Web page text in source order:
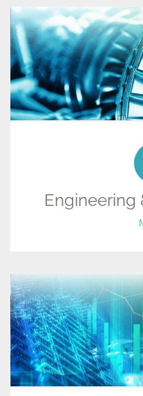
Engineering